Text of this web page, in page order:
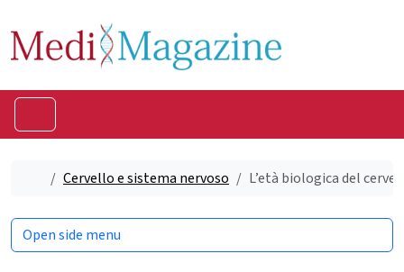
Home
Cervello e sistema nervoso L’età biologica del
Open side menu